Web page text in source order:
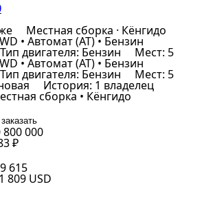
Местная сборка · Кёнгидо
• Автомат (AT) • Бензин
Тип двигателя: Бензин Мест: 5
• Автомат (AT) • Бензин
Тип двигателя: Бензин Мест: 5
История: 1 владелец
сборка • Кёнгидо
000
₽
615
809 USD